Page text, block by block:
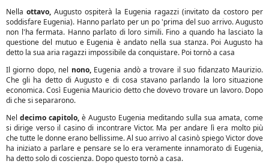
Nella ottavo, Augusto ospiterà la Eugenia ragazzi (invitato da costoro per
soddisfare Eugenia). Hanno parlato per un po 'prima del suo arrivo. Augusto
non l'ha fermata. Hanno parlato di loro simili. Fino a quando ha lasciato la
questione del mutuo e Eugenia è andato nella sua stanza. Poi Augusto ha
detto la sua aria ragazzi impossibile da conquistare. Poi tornò a casa
Il giorno dopo, nel nono,Eugenia andò a trovare il suo fidanzato Maurizio.
Che gli ha detto di Augusto e di cosa stavano parlando la loro situazione
economica. Così Eugenia Mauricio detto che dovevo trovare un lavoro. Dopo
di che si separarono.
Nel decimo capitolo, è Augusto Eugenia meditando sulla sua amata, come
si dirige verso il casino di incontrare Victor. Ma per andare lì era molto più
che tutte le donne erano bellissime. Al suo arrivo al casinò spiego Victor dove
ha iniziato a parlare e pensare se lo era veramente innamorato di Eugenia,
ha detto solo di coscienza. Dopo questo tornò a casa.